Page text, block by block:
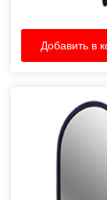
Добавить в